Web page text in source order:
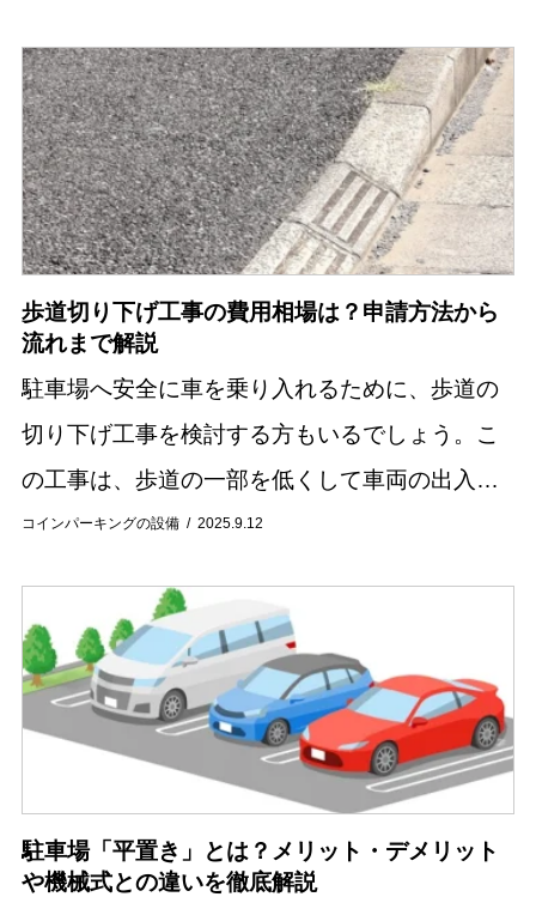
は年数が異...
コインパーキングの設備 2025.9.12
歩道切り下げ工事の費用相場は？申請方法から
流れまで解説
駐車場へ安全に車を乗り入れるために、歩道の
切り下げ工事を検討する方もいるでしょう。こ
の工事は、歩道の一部を低くして車両の出入り
をスムーズにするものですが、公共物である歩
す。また、...
駐車場「平置き」とは？メリット・デメリット
や機械式との違いを徹底解説